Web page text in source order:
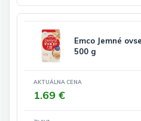
Emco Jemné
500 g
AKTUÁLNA CENA
1.69 €